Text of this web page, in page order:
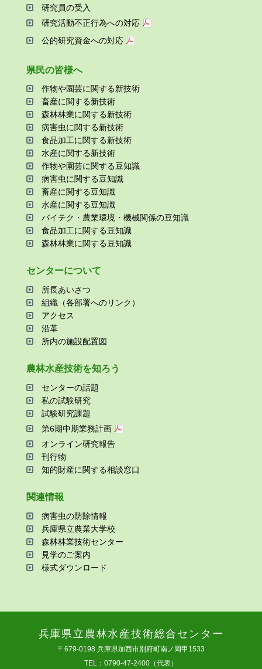
研究員の受⼊
研究活動不正⾏為への対応
公的研究資金への対応
県⺠の皆様へ
作物や園芸に関する新技術
畜産に関する新技術
森林林業に関する新技術
病害⾍に関する新技術
⾷品加⼯に関する新技術
⽔産に関する新技術
作物や園芸に関する⾖知識
病害⾍に関する⾖知識
畜産に関する⾖知識
⽔産に関する⾖知識
バイテク・農業環境・機械関係の⾖知識
⾷品加⼯に関する⾖知識
森林林業に関する⾖知識
センターについて
所⻑あいさつ
組織（各部署へのリンク）
アクセス
沿⾰
所内の施設配置図
農林⽔産技術を知ろう
センターの話題
私の試験研究
試験研究課題
第6期中期業務計画
オンライン研究報告
刊⾏物
知的財産に関する相談窓⼝
関連情報
病害⾍の防除情報
兵庫県⽴農業⼤学校
森林林業技術センター
⾒学のご案内
様式ダウンロード
兵庫県⽴農林⽔産技術総合センター
〒679-0198 兵庫県加⻄市別府町南ノ岡甲1533
TEL：0790-47-2400（代表）